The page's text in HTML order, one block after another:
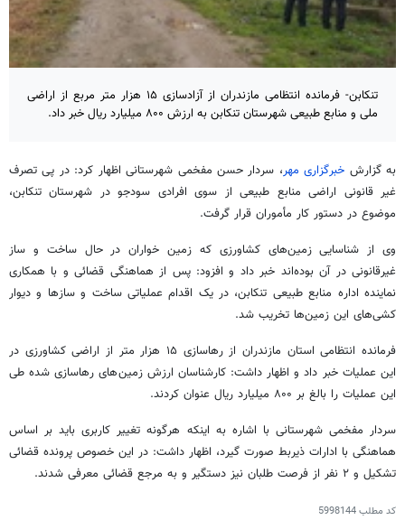
تنکابن- فرمانده انتظامی مازندران از آزادسازی ۱۵ هزار متر مربع از اراضی
ملی و منابع طبیعی شهرستان تنکابن به ارزش ۸۰۰ میلیارد ریال خبر داد.
به گزارش خبرگزاری مهر، سردار حسن مفخمی شهرستانی اظهار کرد: در پی تصرف
غیر قانونی اراضی منابع طبیعی از سوی افرادی سودجو در شهرستان تنکابن،
موضوع در دستور کار مأموران قرار گرفت.
وی از شناسایی زمین‌های کشاورزی که زمین خواران در حال ساخت و ساز
غیرقانونی در آن بوده‌اند خبر داد و افزود: پس از هماهنگی قضائی و با همکاری
نماینده اداره منابع طبیعی تنکابن، در یک اقدام عملیاتی ساخت و سازها و دیوار
کشی‌های این زمین‌ها تخریب شد.
فرمانده انتظامی استان مازندران از رهاسازی ۱۵ هزار متر از اراضی کشاورزی در
این عملیات خبر داد و اظهار داشت: کارشناسان ارزش زمین‌های رهاسازی شده طی
این عملیات را بالغ بر ۸۰۰ میلیارد ریال عنوان کردند.
سردار مفخمی شهرستانی با اشاره به اینکه هرگونه تغییر کاربری باید بر اساس
هماهنگی با ادارات ذیربط صورت گیرد، اظهار داشت: در این خصوص پرونده قضائی
تشکیل و ۲ نفر از فرصت طلبان نیز دستگیر و به مرجع قضائی معرفی شدند.
کد مطلب5998144